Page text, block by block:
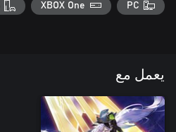
PC
XBOX One
يعمل مع